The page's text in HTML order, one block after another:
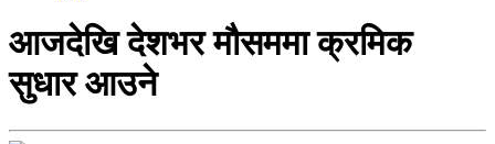
आजदेखि देशभर मौसममा क्रमिक
सुधार आउने